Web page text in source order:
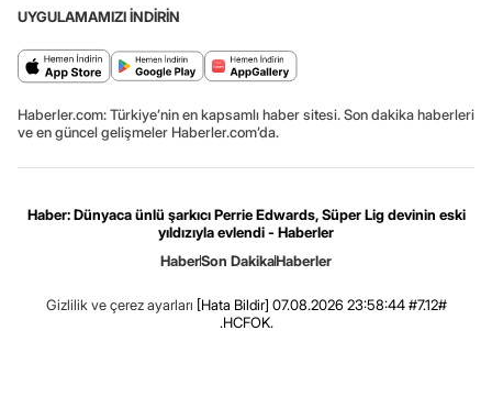
UYGULAMAMIZI İNDİRİN
Haberler.com: Türkiye’nin en kapsamlı haber sitesi. Son dakika haberleri
ve en güncel gelişmeler Haberler.com’da.
Haber: Dünyaca ünlü şarkıcı Perrie Edwards, Süper Lig devinin eski
yıldızıyla evlendi - Haberler
HaberSon DakikaHaberler
Gizlilik ve çerez ayarları [Hata Bildir] 07.08.2026 23:58:44 #7.12#
.HCFOK.